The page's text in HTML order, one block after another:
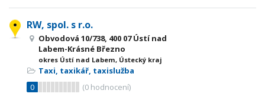
RW, spol. s r.o.
Obvodová 10/738, 400 07 Ústí nad
Labem-Krásné Březno
okres Ústí nad Labem, Ústecký kraj
Taxi, taxikář, taxislužba
0
(0 hodnocení)